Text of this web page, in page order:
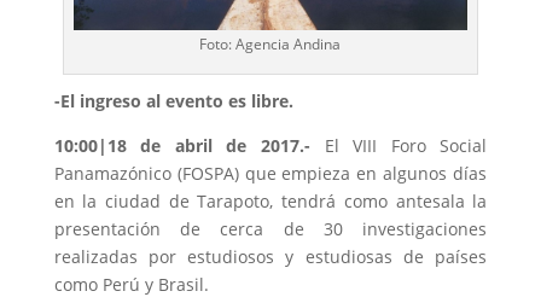
Foto: Agencia Andina
-El ingreso al evento es libre.
10:00|18 de abril de 2017.- El VIII Foro Social
Panamazónico (FOSPA) que empieza en algunos días
en la ciudad de Tarapoto, tendrá como antesala la
presentación de cerca de 30 investigaciones
realizadas por estudiosos y estudiosas de países
como Perú y Brasil.